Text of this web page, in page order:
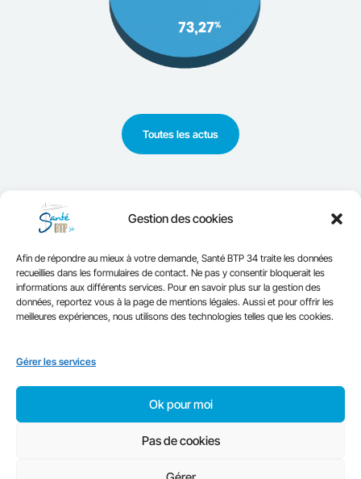
Gestion des cookies
Afin de répondre au mieux à votre demande, Santé BTP 34 traite les données
recueillies dans les formulaires de contact. Ne pas y consentir bloquerait les
informations aux différents services. Pour en savoir plus sur la gestion des
données, reportez vous à la page de mentions légales. Aussi et pour offrir les
meilleures expériences, nous utilisons des technologies telles que les cookies.
Gérer les services
Ok pour moi
Pas de cookies
Toutes les actus
Recrutements